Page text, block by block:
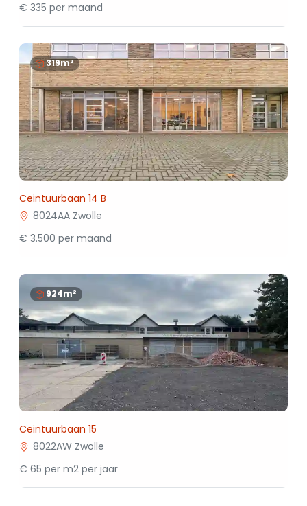
€ 335 per maand
319m²
Ceintuurbaan 14 B
8024AA Zwolle
€ 3.500 per maand
924m²
Ceintuurbaan 15
8022AW Zwolle
€ 65 per m2 per jaar